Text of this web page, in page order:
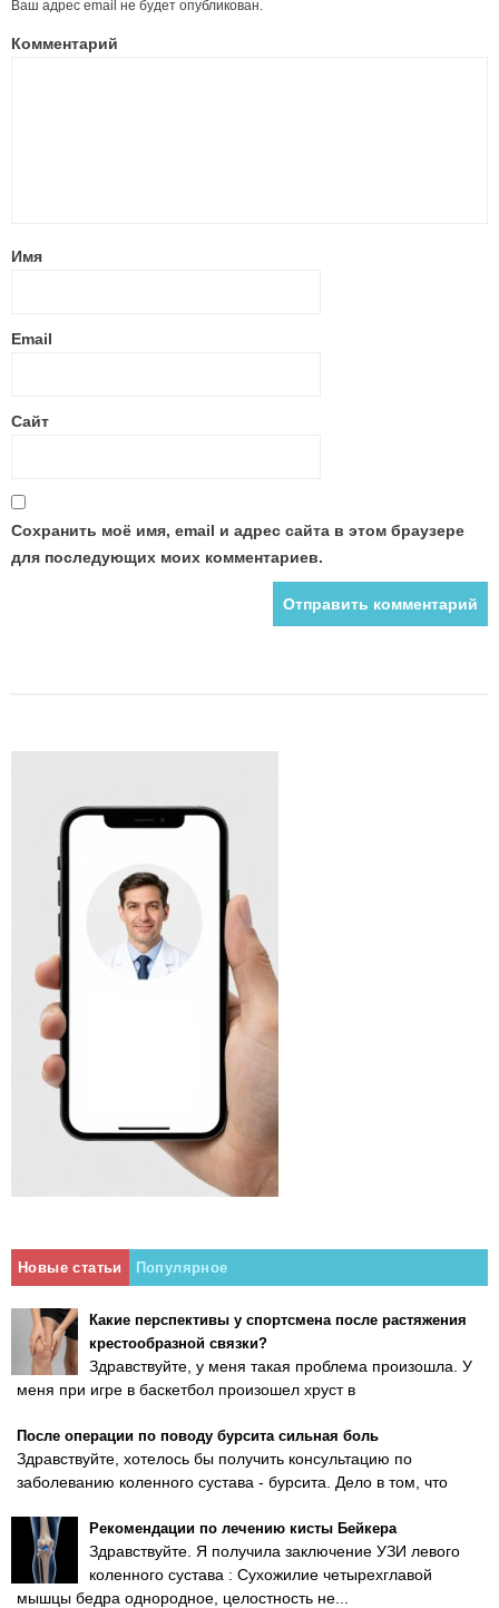
Ваш адрес email не будет опубликован.
Комментарий
Имя
Email
Сайт
Сохранить моё имя, email и адрес сайта в этом браузере
для последующих моих комментариев.
Новые статьи Популярное
Какие перспективы у спортсмена после растяжения
крестообразной связки?
Здравствуйте, у меня такая проблема произошла. У
меня при игре в баскетбол произошел хруст в
После операции по поводу бурсита сильная боль
Здравствуйте, хотелось бы получить консультацию по
заболеванию коленного сустава - бурсита. Дело в том, что
Рекомендации по лечению кисты Бейкера
Здравствуйте. Я получила заключение УЗИ левого
коленного сустава : Сухожилие четырехглавой
мышцы бедра однородное, целостность не...